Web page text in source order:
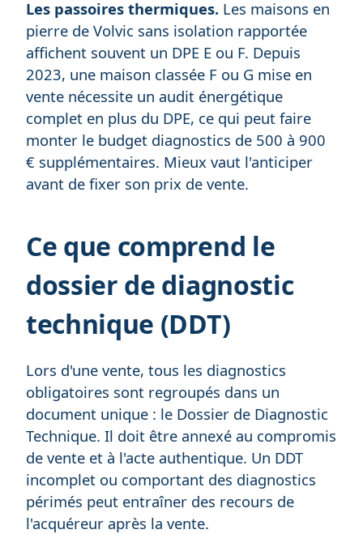
Les passoires thermiques. Les maisons en
pierre de Volvic sans isolation rapportée
affichent souvent un DPE E ou F. Depuis
2023, une maison classée F ou G mise en
vente nécessite un audit énergétique
complet en plus du DPE, ce qui peut faire
monter le budget diagnostics de 500 à 900
€ supplémentaires. Mieux vaut l'anticiper
avant de fixer son prix de vente.
Ce que comprend le
dossier de diagnostic
technique (DDT)
Lors d'une vente, tous les diagnostics
obligatoires sont regroupés dans un
document unique : le Dossier de Diagnostic
Technique. Il doit être annexé au compromis
de vente et à l'acte authentique. Un DDT
incomplet ou comportant des diagnostics
périmés peut entraîner des recours de
l'acquéreur après la vente.